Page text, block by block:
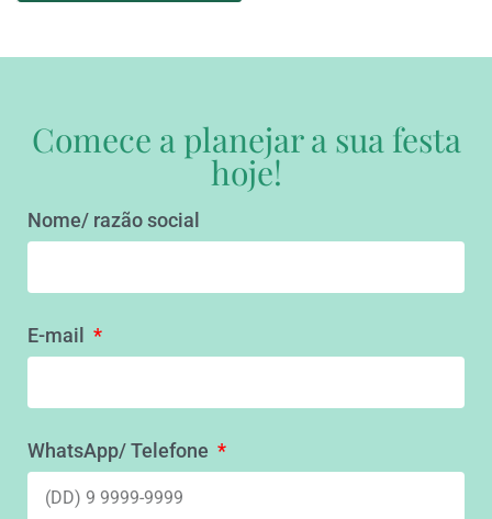
Comece a planejar a sua festa
hoje!
Nome/ razão social
E-mail
WhatsApp/ Telefone